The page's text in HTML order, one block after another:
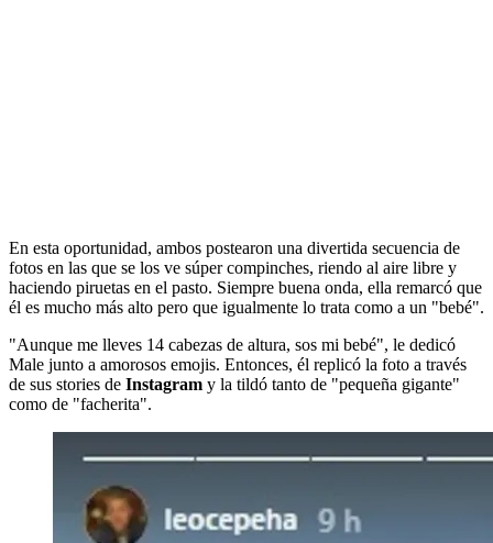
En esta oportunidad, ambos postearon una divertida secuencia de
fotos en las que se los ve súper compinches, riendo al aire libre y
haciendo piruetas en el pasto. Siempre buena onda, ella remarcó que
él es mucho más alto pero que igualmente lo trata como a un "bebé".
"Aunque me lleves 14 cabezas de altura, sos mi bebé", le dedicó
Male junto a amorosos emojis. Entonces, él replicó la foto a través
de sus stories de Instagram y la tildó tanto de "pequeña gigante"
como de "facherita".